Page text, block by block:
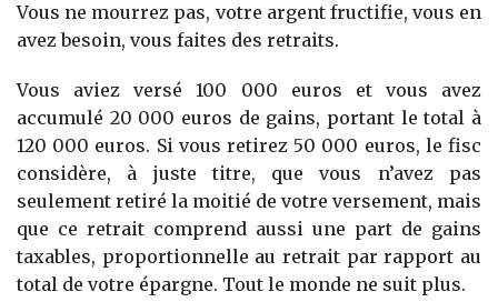
Vous ne mourrez pas, votre argent fructifie, vous en
avez besoin, vous faites des retraits.
Vous aviez versé 100 000 euros et vous avez
accumulé 20 000 euros de gains, portant le total à
120 000 euros. Si vous retirez 50 000 euros, le fisc
considère, à juste titre, que vous n’avez pas
seulement retiré la moitié de votre versement, mais
que ce retrait comprend aussi une part de gains
taxables, proportionnelle au retrait par rapport au
total de votre épargne. Tout le monde ne suit plus.